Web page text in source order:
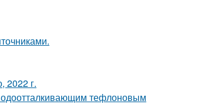
2022 г.
тефлоновым